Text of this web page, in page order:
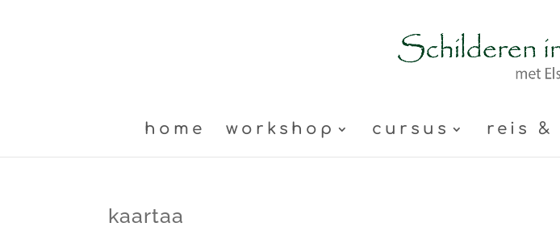
home workshop cursus reis
kaartaa